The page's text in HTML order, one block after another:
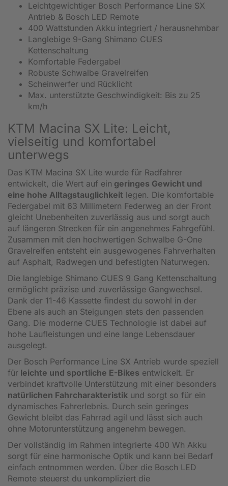
Leichtgewichtiger Bosch Performance Line SX
Antrieb & Bosch LED Remote
400 Wattstunden Akku integriert / herausnehmbar
Langlebige 9-Gang Shimano CUES
Kettenschaltung
Komfortable Federgabel
Robuste Schwalbe Gravelreifen
Scheinwerfer und Rücklicht
Max. unterstützte Geschwindigkeit: Bis zu 25
km/h
KTM Macina SX Lite: Leicht,
vielseitig und komfortabel
unterwegs
Das KTM Macina SX Lite wurde für Radfahrer
entwickelt, die Wert auf ein geringes Gewicht und
eine hohe Alltagstauglichkeit legen. Die komfortable
Federgabel mit 63 Millimetern Federweg an der Front
gleicht Unebenheiten zuverlässig aus und sorgt auch
auf längeren Strecken für ein angenehmes Fahrgefühl.
Zusammen mit den hochwertigen Schwalbe G-One
Gravelreifen entsteht ein ausgewogenes Fahrverhalten
auf Asphalt, Radwegen und befestigten Naturwegen.
Die langlebige Shimano CUES 9 Gang Kettenschaltung
ermöglicht präzise und zuverlässige Gangwechsel.
Dank der 11-46 Kassette findest du sowohl in der
Ebene als auch an Steigungen stets den passenden
Gang. Die moderne CUES Technologie ist dabei auf
hohe Laufleistungen und eine lange Lebensdauer
ausgelegt.
Der Bosch Performance Line SX Antrieb wurde speziell
für leichte und sportliche E-Bikes entwickelt. Er
verbindet kraftvolle Unterstützung mit einer besonders
natürlichen Fahrcharakteristik und sorgt so für ein
dynamisches Fahrerlebnis. Durch sein geringes
Gewicht bleibt das Fahrrad agil und lässt sich auch
ohne Motorunterstützung angenehm bewegen.
Der vollständig im Rahmen integrierte 400 Wh Akku
sorgt für eine harmonische Optik und kann bei Bedarf
einfach entnommen werden. Über die Bosch LED
Remote steuerst du unkompliziert die